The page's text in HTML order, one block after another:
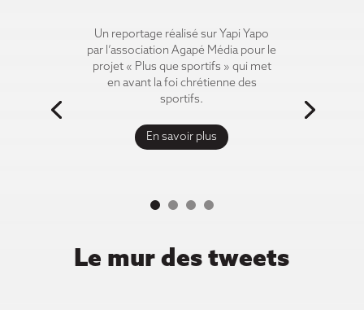
Un reportage réalisé sur Yapi Yapo
par l’association Agapé Média pour le
projet « Plus que sportifs » qui met
en avant la foi chrétienne des
sportifs.
En savoir plus
Le mur des tweets